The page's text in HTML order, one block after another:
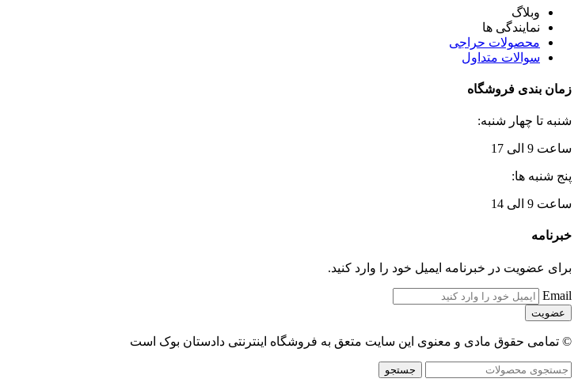
وبلاگ
نمایندگی ها
محصولات حراجی
سوالات متداول
زمان بندی فروشگاه
شنبه تا چهار شنبه:
ساعت 9 الی 17
پنج شنبه ها:
ساعت 9 الی 14
خبرنامه
برای عضویت در خبرنامه ایمیل خود را وارد کنید.
Email
© تمامی حقوق مادی و معنوی این سایت متعق به فروشگاه اینترنتی دادستان بوک است
جستجو